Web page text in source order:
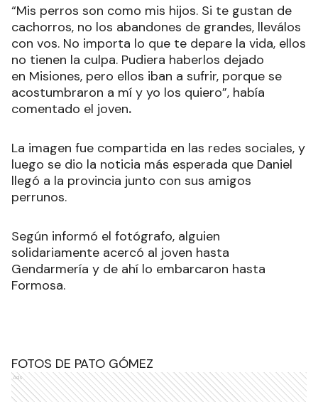
“Mis perros son como mis hijos. Si te gustan de
cachorros, no los abandones de grandes, lleválos
con vos. No importa lo que te depare la vida, ellos
no tienen la culpa. Pudiera haberlos dejado
en Misiones, pero ellos iban a sufrir, porque se
acostumbraron a mí y yo los quiero”, había
comentado el joven.
La imagen fue compartida en las redes sociales, y
luego se dio la noticia más esperada que Daniel
llegó a la provincia junto con sus amigos
perrunos.
Según informó el fotógrafo, alguien
solidariamente acercó al joven hasta
Gendarmería y de ahí lo embarcaron hasta
Formosa.
FOTOS DE PATO GÓMEZ
Ads